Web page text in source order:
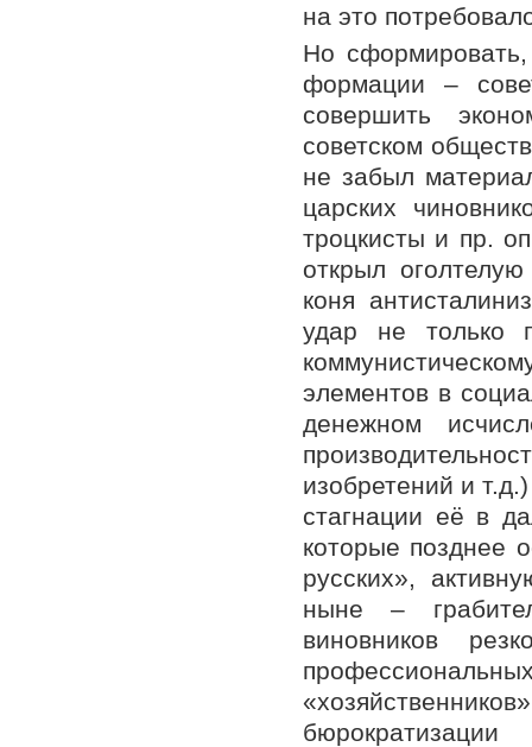
на это
Но сформировать,
формации –
совершить
советском
не забыл
царских
троцкисты и пр.
открыл
коня
удар не только
элементов в
денежном
изобретений и
стагнации её в
которые позднее
русских»,
ныне –
виновников